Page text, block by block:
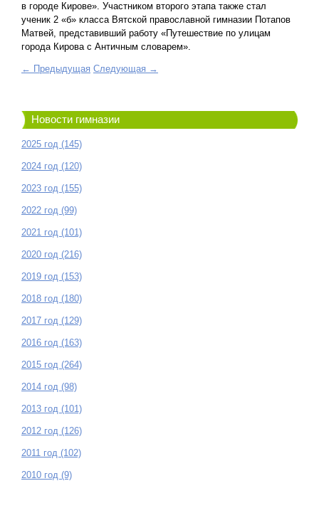
в городе Кирове». Участником второго этапа также стал
ученик 2 «б» класса Вятской православной гимназии Потапов
Матвей, представивший работу «Путешествие по улицам
города Кирова с Античным словарем».
← Предыдущая Следующая →
Новости гимназии
2025 год (145)
2024 год (120)
2023 год (155)
2022 год (99)
2021 год (101)
2020 год (216)
2019 год (153)
2018 год (180)
2017 год (129)
2016 год (163)
2015 год (264)
2014 год (98)
2013 год (101)
2012 год (126)
2011 год (102)
2010 год (9)